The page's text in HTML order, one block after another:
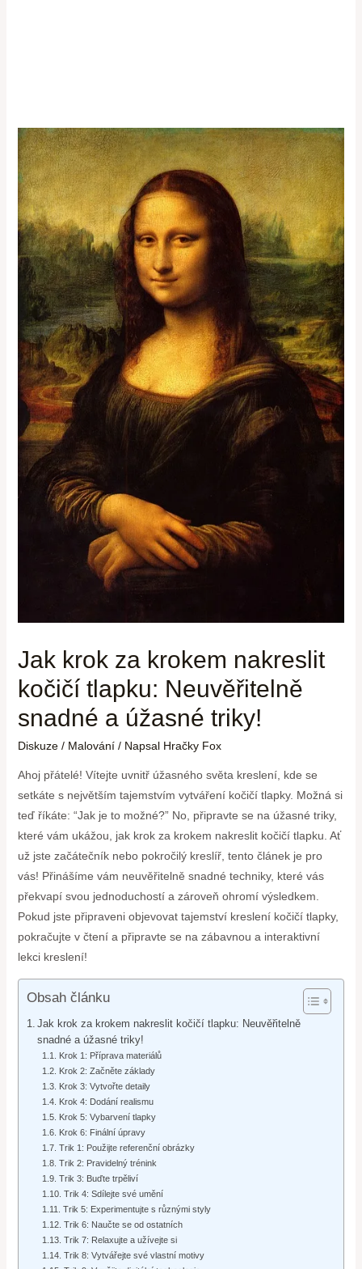
Jak krok za krokem nakreslit
kočičí tlapku: Neuvěřitelně
snadné a úžasné triky!
Diskuze / Malování/ Napsal Hračky Fox
Ahoj přátelé! Vítejte uvnitř úžasného světa kreslení, kde se
setkáte s největším tajemstvím vytváření kočičí tlapky. Možná si
teď říkáte: “Jak je to možné?” No, připravte se na úžasné triky,
které vám ukážou, jak krok za krokem nakreslit kočičí tlapku. Ať
už jste začátečník nebo pokročilý kreslíř, tento článek je pro
vás! Přinášíme vám neuvěřitelně snadné techniky, které vás
překvapí svou jednoduchostí a zároveň ohromí výsledkem.
Pokud jste připraveni objevovat tajemství kreslení kočičí tlapky,
pokračujte v čtení a připravte se na zábavnou a interaktivní
lekci kreslení!
Obsah článku
Jak krok za krokem nakreslit kočičí tlapku: Neuvěřitelně
snadné a úžasné triky!
Krok 1: Příprava materiálů
Krok 2: Začněte základy
Krok 3: Vytvořte detaily
Krok 4: Dodání realismu
Krok 5: Vybarvení tlapky
Krok 6: Finální úpravy
Trik 1: Použijte referenční obrázky
Trik 2: Pravidelný trénink
Trik 3: Buďte trpěliví
Trik 4: Sdílejte své umění
Trik 5: Experimentujte s různými styly
Trik 6: Naučte se od ostatních
Trik 7: Relaxujte a užívejte si
Trik 8: Vytvářejte své vlastní motivy